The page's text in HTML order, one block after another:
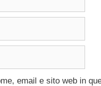
email e sito web in